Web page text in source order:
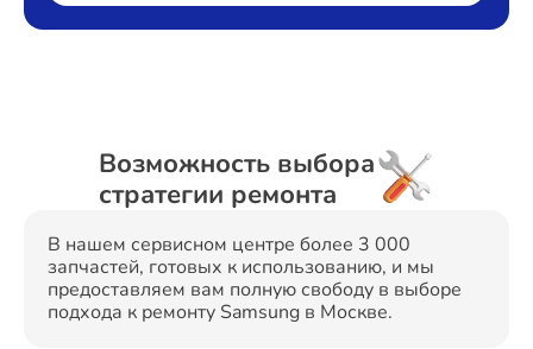
Возможность выбора
стратегии ремонта
В нашем сервисном центре более 3 000
запчастей, готовых к использованию, и мы
предоставляем вам полную свободу в выборе
подхода к ремонту Samsung в Москве.